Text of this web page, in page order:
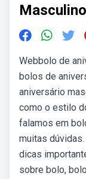
Masculino
Webbolo de
bolos de
aniversário
como o estilo
falamos em
muitas
dicas
sobre bolo,